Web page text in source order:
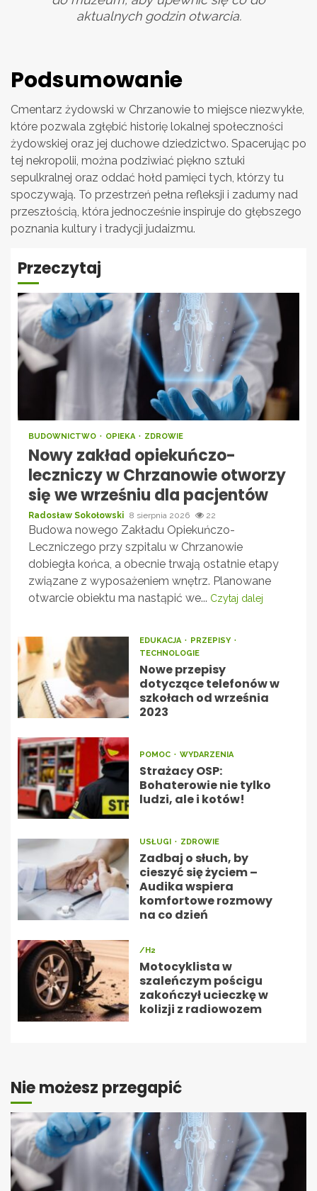
aktualnych godzin otwarcia.
Podsumowanie
Cmentarz żydowski w Chrzanowie to miejsce niezwykłe,
które pozwala zgłębić historię lokalnej społeczności
żydowskiej oraz jej duchowe dziedzictwo. Spacerując po
tej nekropolii, można podziwiać piękno sztuki
sepulkralnej oraz oddać hołd pamięci tych, którzy tu
spoczywają. To przestrzeń pełna refleksji i zadumy nad
przeszłością, która jednocześnie inspiruje do głębszego
poznania kultury i tradycji judaizmu.
Przeczytaj
BUDOWNICTWO OPIEKA ZDROWIE
Nowy zakład opiekuńczo-
leczniczy w Chrzanowie otworzy
się we wrześniu dla pacjentów
Radosław Sokołowski 8 sierpnia 2026 22
Budowa nowego Zakładu Opiekuńczo-
Leczniczego przy szpitalu w Chrzanowie
dobiegła końca, a obecnie trwają ostatnie etapy
związane z wyposażeniem wnętrz. Planowane
otwarcie obiektu ma nastąpić we... Czytaj dalej
EDUKACJA
PRZEPISY
TECHNOLOGIE
Nowe przepisy
dotyczące telefonów w
szkołach od września
2023
POMOC WYDARZENIA
Strażacy OSP:
Bohaterowie nie tylko
ludzi, ale i kotów!
USŁUGI ZDROWIE
Zadbaj o słuch, by
cieszyć się życiem –
Audika wspiera
komfortowe rozmowy
na co dzień
/H2
Motocyklista w
szaleńczym pościgu
zakończył ucieczkę w
kolizji z radiowozem
Nie możesz przegapić